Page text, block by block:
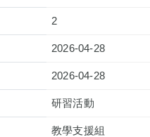
2
2026-04-28
2026-04-28
研習活動
教學支援組